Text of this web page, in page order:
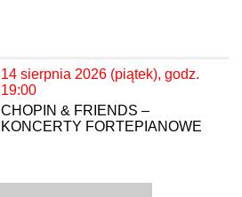
14 sierpnia 2026 (piątek), godz.
19:00
CHOPIN & FRIENDS –
KONCERTY FORTEPIANOWE